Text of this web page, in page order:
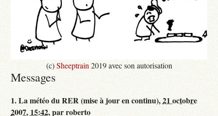
(c)Sheeptrain 2019 avec son autorisation
Messages
1.La météo du RER (mise à jour en continu),21 octobre
2007, 15:42,parroberto